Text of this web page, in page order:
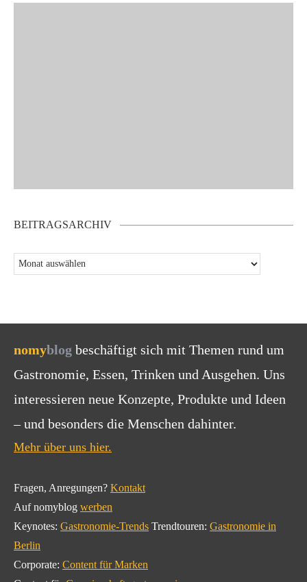
BEITRAGSARCHIV
nomyblog beschäftigt sich mit Themen rund um
Gastronomie, Essen, Trinken und Ausgehen. Uns
interessieren neue Konzepte, Produkte und Ideen
– und besonders die Menschen dahinter.
Mehr über uns hier.
Fragen, Anregungen? Kontakt
Auf nomyblog werben
Keynotes: Gastronomie-Trends Trendtouren: Gastronomie in
Berlin
Corporate: Content für Marken